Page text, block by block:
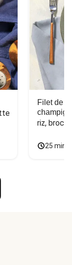
Filet de
riz,
25